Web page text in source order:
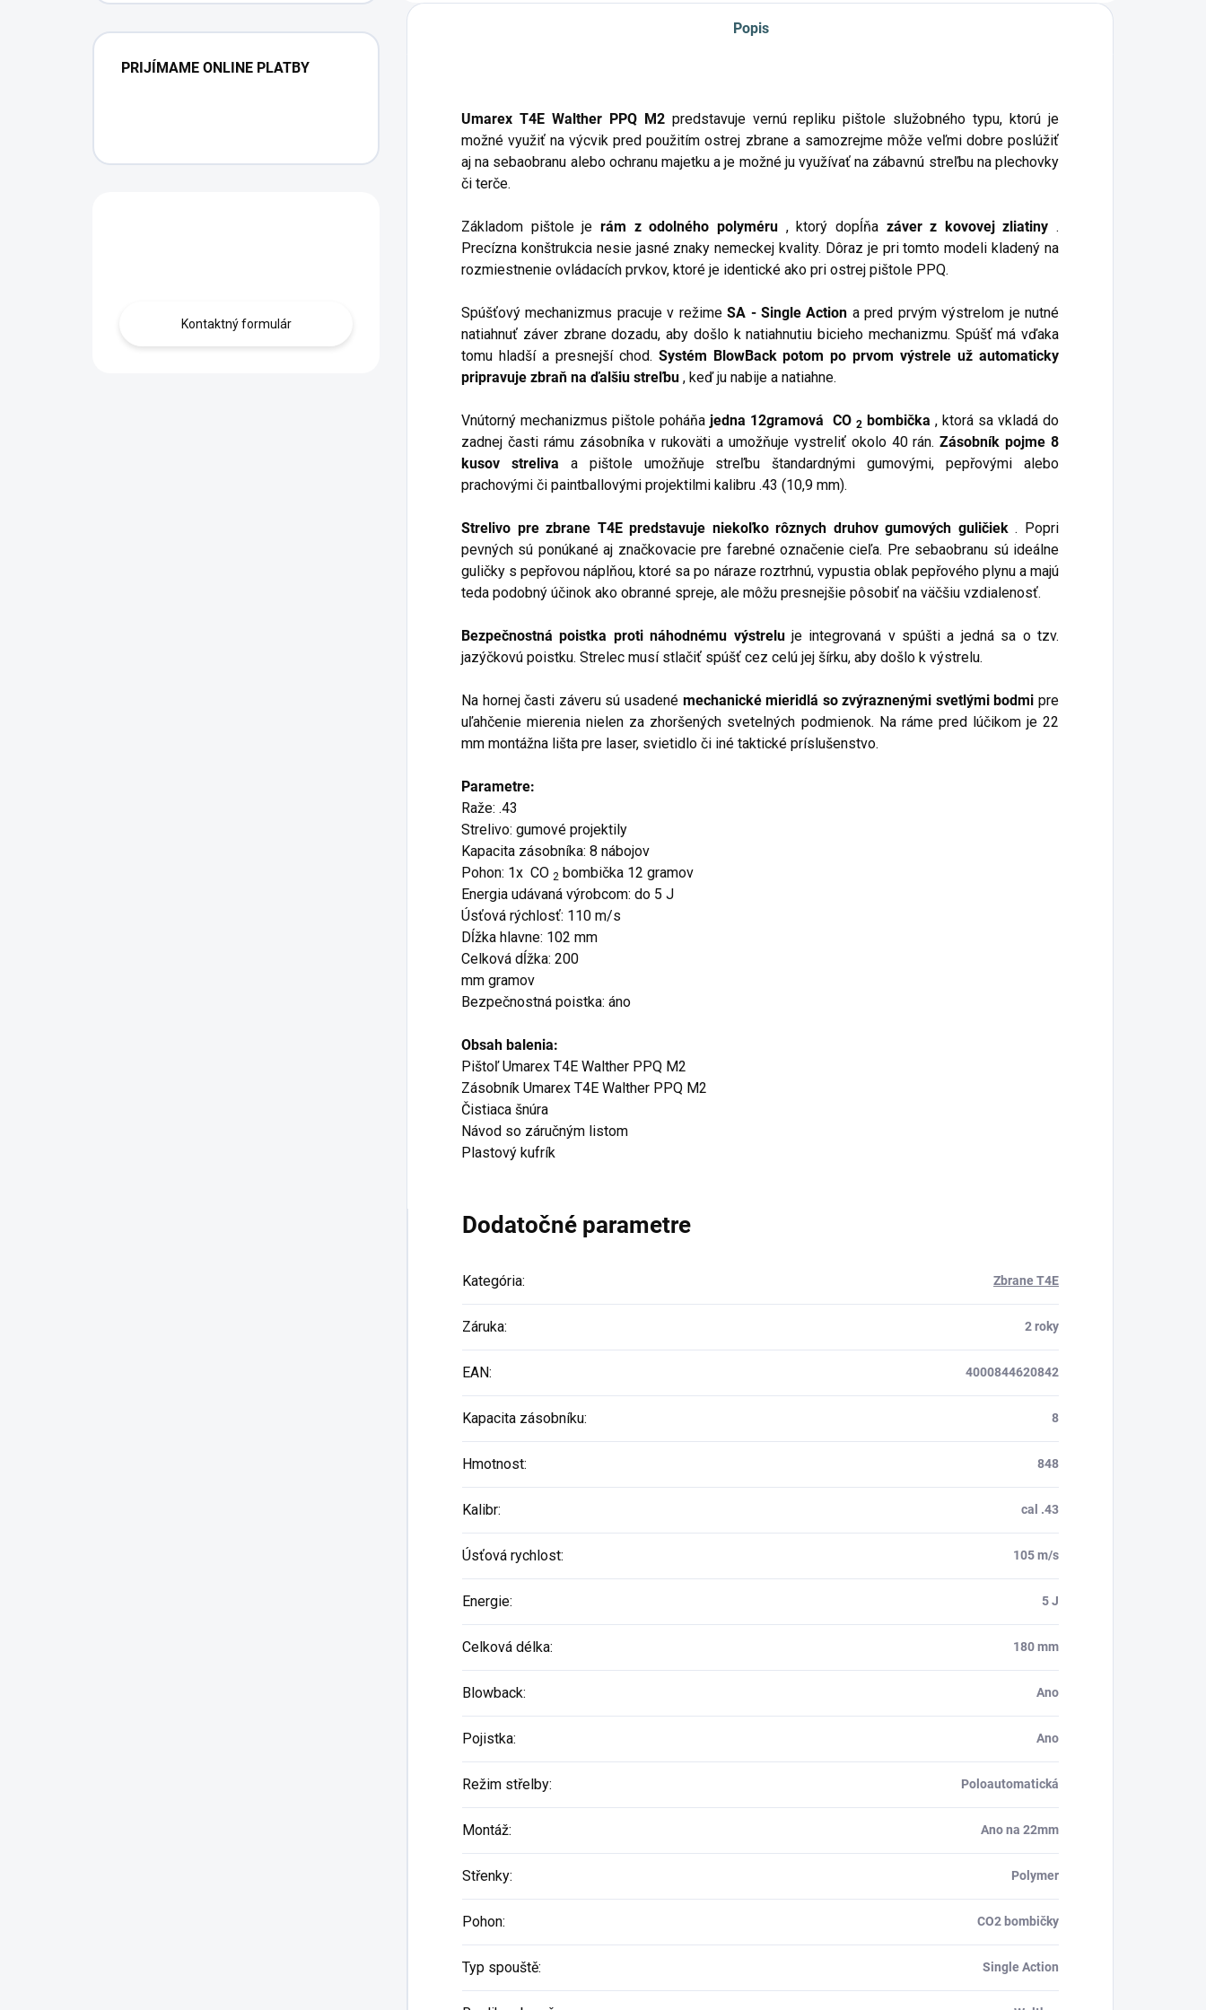
PRIJÍMAME ONLINE PLATBY
Kontaktný formulár
Popis
Umarex T4E Walther PPQ M2 predstavuje vernú repliku pištole služobného typu, ktorú je
možné využiť na výcvik pred použitím ostrej zbrane a samozrejme môže veľmi dobre poslúžiť
aj na sebaobranu alebo ochranu majetku a je možné ju využívať na zábavnú streľbu na plechovky
či terče.
Základom pištole je rám z odolného polyméru , ktorý dopĺňa záver z kovovej zliatiny .
Precízna konštrukcia nesie jasné znaky nemeckej kvality. Dôraz je pri tomto modeli kladený na
rozmiestnenie ovládacích prvkov, ktoré je identické ako pri ostrej pištole PPQ.
Spúšťový mechanizmus pracuje v režime SA - Single Action a pred prvým výstrelom je nutné
natiahnuť záver zbrane dozadu, aby došlo k natiahnutiu bicieho mechanizmu. Spúšť má vďaka
tomu hladší a presnejší chod. Systém BlowBack potom po prvom výstrele už automaticky
pripravuje zbraň na ďalšiu streľbu , keď ju nabije a natiahne.
Vnútorný mechanizmus pištole poháňa jedna 12gramová CO 2 bombička , ktorá sa vkladá do
zadnej časti rámu zásobníka v rukoväti a umožňuje vystreliť okolo 40 rán. Zásobník pojme 8
kusov streliva
a pištole umožňuje streľbu štandardnými gumovými, pepřovými alebo
prachovými či paintballovými projektilmi kalibru .43 (10,9 mm).
Strelivo pre zbrane T4E predstavuje niekoľko rôznych druhov gumových guličiek . Popri
pevných sú ponúkané aj značkovacie pre farebné označenie cieľa. Pre sebaobranu sú ideálne
guličky s pepřovou náplňou, ktoré sa po náraze roztrhnú, vypustia oblak pepřového plynu a majú
teda podobný účinok ako obranné spreje, ale môžu presnejšie pôsobiť na väčšiu vzdialenosť.
Bezpečnostná poistka proti náhodnému výstrelu je integrovaná v spúšti a jedná sa o tzv.
jazýčkovú poistku. Strelec musí stlačiť spúšť cez celú jej šírku, aby došlo k výstrelu.
Na hornej časti záveru sú usadené mechanické mieridlá so zvýraznenými svetlými bodmi pre
uľahčenie mierenia nielen za zhoršených svetelných podmienok. Na ráme pred lúčikom je 22
mm montážna lišta pre laser, svietidlo či iné taktické príslušenstvo.
Parametre:
Raže: .43
Strelivo: gumové projektily
Kapacita zásobníka: 8 nábojov
Pohon: 1x CO 2 bombička 12 gramov
Energia udávaná výrobcom: do 5 J
Úsťová rýchlosť: 110 m/s
Dĺžka hlavne: 102 mm
Celková dĺžka: 200
mm gramov
Bezpečnostná poistka: áno
Obsah balenia:
Pištoľ Umarex T4E Walther PPQ M2
Zásobník Umarex T4E Walther PPQ M2
Čistiaca šnúra
Návod so záručným listom
Plastový kufrík
Dodatočné parametre
Kategória: Zbrane T4E
Záruka: 2 roky
EAN: 4000844620842
Kapacita zásobníku: 8
Hmotnost: 848
Kalibr: cal .43
Úsťová rychlost: 105 m/s
Energie: 5 J
Celková délka: 180 mm
Blowback: Ano
Pojistka: Ano
Režim střelby: Poloautomatická
Montáž: Ano na 22mm
Střenky: Polymer
Pohon: CO2 bombičky
Typ spouště: Single Action
Podpora 24/7